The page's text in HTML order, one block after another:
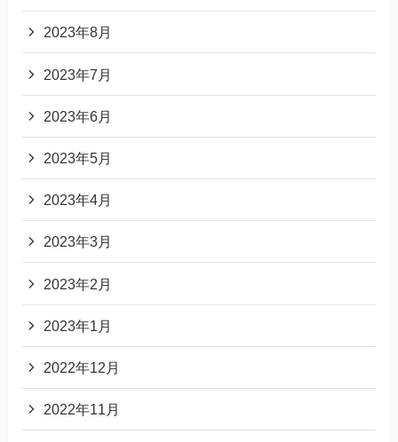
2023年8月
2023年7月
2023年6月
2023年5月
2023年4月
2023年3月
2023年2月
2023年1月
2022年12月
2022年11月